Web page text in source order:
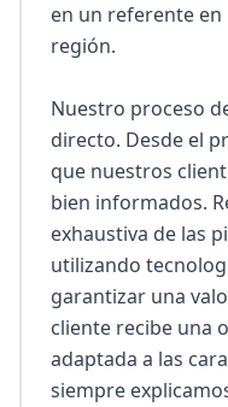
en un referente
región.
Nuestro proceso
directo. Desde el
que nuestros
bien informados.
exhaustiva de las
utilizando
garantizar una
cliente recibe una
adaptada a las
siempre